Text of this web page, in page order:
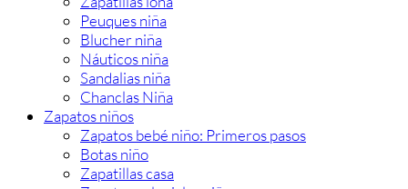
Peuques niña
Blucher niña
Náuticos niña
Sandalias niña
Chanclas Niña
Zapatos niños
Zapatos bebé niño: Primeros pasos
Botas niño
Zapatillas casa